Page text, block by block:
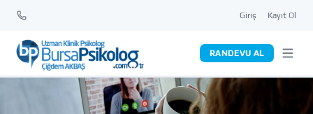
Giriş Kayıt Ol
RANDEVU AL